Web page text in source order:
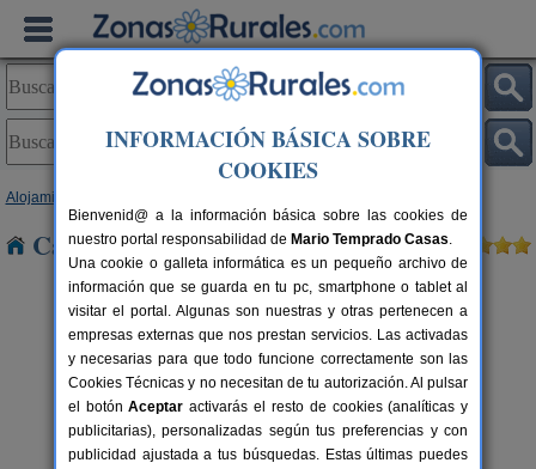
Alojamientos
Casas Rurales cerca de Benajarafe
6-8 pers.
desde20 €
Villa Remedios
Cuevas del Becerro (Málaga)
INFORMACIÓN BÁSICA SOBRE
COOKIES
Bienvenid@ a la información básica sobre las cookies de
nuestro portal responsabilidad de Mario Temprado Casas.
Una cookie o galleta informática es un pequeño archivo de
información que se guarda en tu pc, smartphone o tablet al
visitar el portal. Algunas son nuestras y otras pertenecen a
empresas externas que nos prestan servicios. Las activadas
y necesarias para que todo funcione correctamente son las
Cookies Técnicas y no necesitan de tu autorización. Al pulsar
el botónAceptar activarás el resto de cookies (analíticas y
publicitarias), personalizadas según tus preferencias y con
publicidad ajustada a tus búsquedas. Estas últimas puedes